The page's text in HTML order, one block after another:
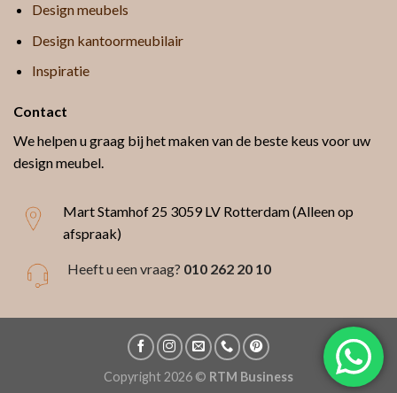
Design meubels
Design kantoormeubilair
Inspiratie
Contact
We helpen u graag bij het maken van de beste keus voor uw
design meubel.
Mart Stamhof 25 3059 LV Rotterdam (Alleen op
afspraak)
Heeft u een vraag? 010 262 20 10
Copyright 2026 © RTM Business